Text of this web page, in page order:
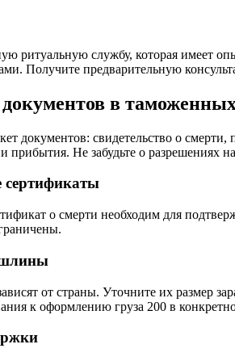
ритуальную службу, которая имеет
Получите предварительную
в
документов: свидетельство о
прибытия. Не забудьте о разрешениях
о смерти необходим для
от страны. Уточните их размер
к оформлению груза 200 в